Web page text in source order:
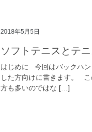
2018年5月5日
ソフトテニスとテ
はじめに 今回はバックハ
した方向けに書きます。
方も多いのではな […]